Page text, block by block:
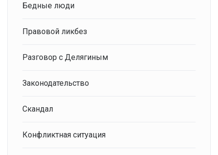
Бедные люди
Правовой ликбез
Разговор с Делягиным
Законодательство
Скандал
Конфликтная ситуация